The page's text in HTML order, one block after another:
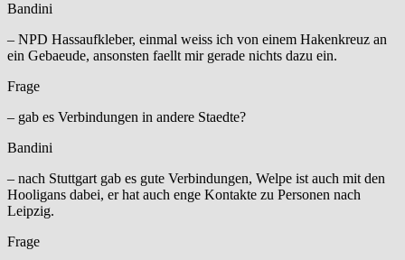
Bandini
– NPD Hassaufkleber, einmal weiss ich von einem Hakenkreuz an
ein Gebaeude, ansonsten faellt mir gerade nichts dazu ein.
Frage
– gab es Verbindungen in andere Staedte?
Bandini
– nach Stuttgart gab es gute Verbindungen, Welpe ist auch mit den
Hooligans dabei, er hat auch enge Kontakte zu Personen nach
Leipzig.
Frage